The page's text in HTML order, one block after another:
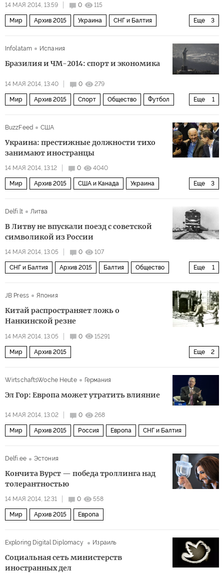
14 МАЯ 2014, 13:59 0 115
Еще 3
Мир Архив 2015 Украина СНГ и Балтия
Infolatam
Испания
Бразилия и ЧМ-2014: спорт и экономика
14 МАЯ 2014, 13:40 0 279
Еще 1
Мир Архив 2015 Спорт Общество Футбол
BuzzFeed
США
Украина: престижные должности тихо
занимают иностранцы
14 МАЯ 2014, 13:12 0 4040
Еще 3
Мир Архив 2015 США и Канада Украина
Delfi.lt Литва
В Литву не впускали поезд с советской
символикой из России
14 МАЯ 2014, 13:05 0 107
Еще 1
СНГ и Балтия Архив 2015 Балтия Общество
JB Press
Япония
Китай распространяет ложь о
Нанкинской резне
14 МАЯ 2014, 13:05 0 15291
Еще 2
Мир Архив 2015
За Великой китайской стеной
WirtschaftsWoche Heute Германия
Эл Гор: Европа может утратить влияние
14 МАЯ 2014, 13:02 0 268
Мир Архив 2015 Россия Европа СНГ и Балтия
Delfi.ee Эстония
Кончита Вурст — победа троллинга над
толерантностью
14 МАЯ 2014, 12:31 0 558
Мир Архив 2015 Европа
Exploring Digital Diplomacy Израиль
Социальная сеть министерств
иностранных дел